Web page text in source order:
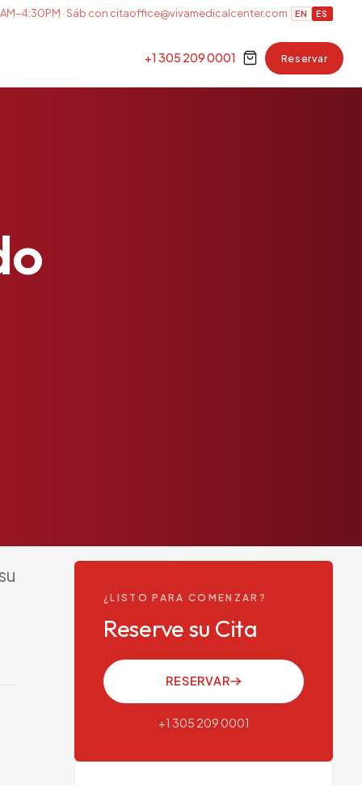
· Sáb con citaoffice@vivamedicalcenter.com EN ES
+1 305 209 0001 Reservar
¿LISTO PARA COMENZAR?
Reserve su Cita
RESERVAR
+1 305 209 0001